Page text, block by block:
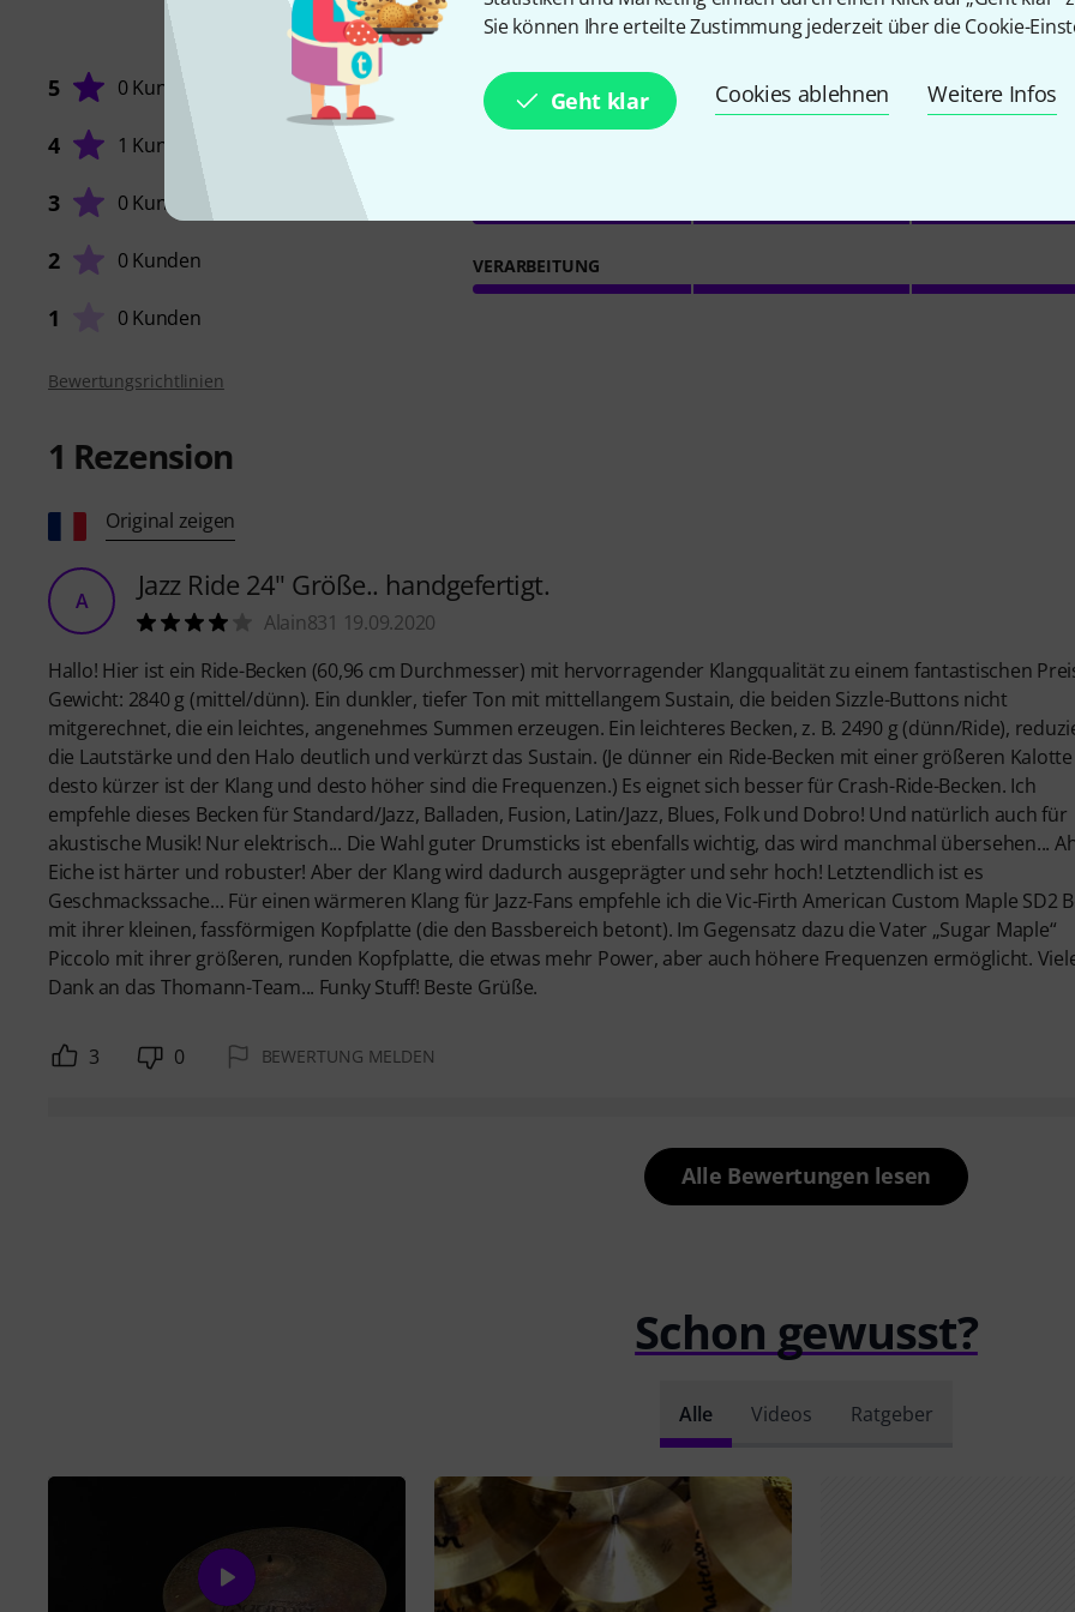
Sie können Ihre erteilte Zustimmung jederzeit über die Cookie-
Geht klar Cookies ablehnen Weitere Infos
5 0 Kunden
4 1 Kunde
3 0 Kunden
2 0 Kunden
1 0 Kunden
VERARBEITUNG
Bewertungsrichtlinien
1 Rezension
Original zeigen
A Jazz Ride 24" Größe.. handgefertigt.
Alain831 19.09.2020
Hallo! Hier ist ein Ride-Becken (60,96 cm Durchmesser) mit hervorragender Klangqualität zu einem fantastischen
Gewicht: 2840 g (mittel/dünn). Ein dunkler, tiefer Ton mit mittellangem Sustain, die beiden Sizzle-Buttons nicht
mitgerechnet, die ein leichtes, angenehmes Summen erzeugen. Ein leichteres Becken, z. B. 2490 g (dünn/Ride),
die Lautstärke und den Halo deutlich und verkürzt das Sustain. (Je dünner ein Ride-Becken mit einer größeren
desto kürzer ist der Klang und desto höher sind die Frequenzen.) Es eignet sich besser für Crash-Ride-Becken. Ich
empfehle dieses Becken für Standard/Jazz, Balladen, Fusion, Latin/Jazz, Blues, Folk und Dobro! Und natürlich auch für
akustische Musik! Nur elektrisch... Die Wahl guter Drumsticks ist ebenfalls wichtig, das wird manchmal übersehen...
Eiche ist härter und robuster! Aber der Klang wird dadurch ausgeprägter und sehr hoch! Letztendlich ist es
Geschmackssache... Für einen wärmeren Klang für Jazz-Fans empfehle ich die Vic-Firth American Custom Maple SD2
mit ihrer kleinen, fassförmigen Kopfplatte (die den Bassbereich betont). Im Gegensatz dazu die Vater „Sugar Maple“
Piccolo mit ihrer größeren, runden Kopfplatte, die etwas mehr Power, aber auch höhere Frequenzen ermöglicht.
Dank an das Thomann-Team... Funky Stuff! Beste Grüße.
3 0 BEWERTUNG MELDEN
Alle Bewertungen lesen
Schon gewusst?
Alle Videos Ratgeber